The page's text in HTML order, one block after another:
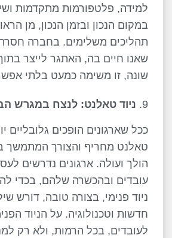
למידה, פלטפורמות מתקדמות
במקום הנכון ובזמן הנכון, מן
תהליכים משלימים. בחברה חסרת
שאנו חיים בה, האתגר לייצר בתוך
שונה, זו משימה כמעט בלתי
ניוד טאלנט: לנצח במגרש
ככל שארגונים הופכים גלובליים
טאלנט מחריף והצורך המתמשך
הולך ועולה. ארגונים נדרשים
עובדים ובהכשרה שלהם, בכדי
ניוד פנימי, בצורה טובה, דורש
חדשות וטכנולוגיה. על הניוד
לעובדים, בכל הרמות, ולא רק